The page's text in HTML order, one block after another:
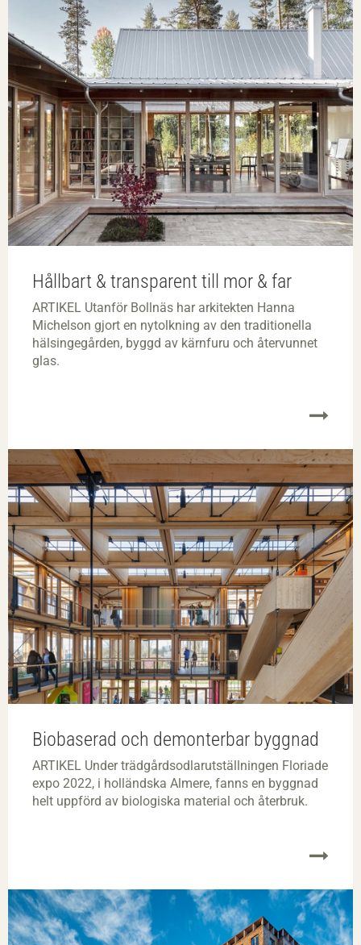
Hållbart & transparent till mor & far
ARTIKEL Utanför Bollnäs har arkitekten Hanna
Michelson gjort en nytolkning av den traditionella
hälsingegården, byggd av kärnfuru och återvunnet
glas.
Biobaserad och demonterbar byggnad
ARTIKEL Under trädgårdsodlarutställningen Floriade
expo 2022, i holländska Almere, fanns en byggnad
helt uppförd av biologiska material och återbruk.